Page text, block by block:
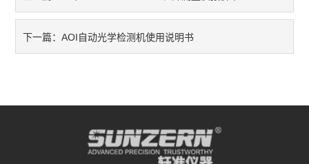
下一篇：AOI自动光学检测机使用说明书